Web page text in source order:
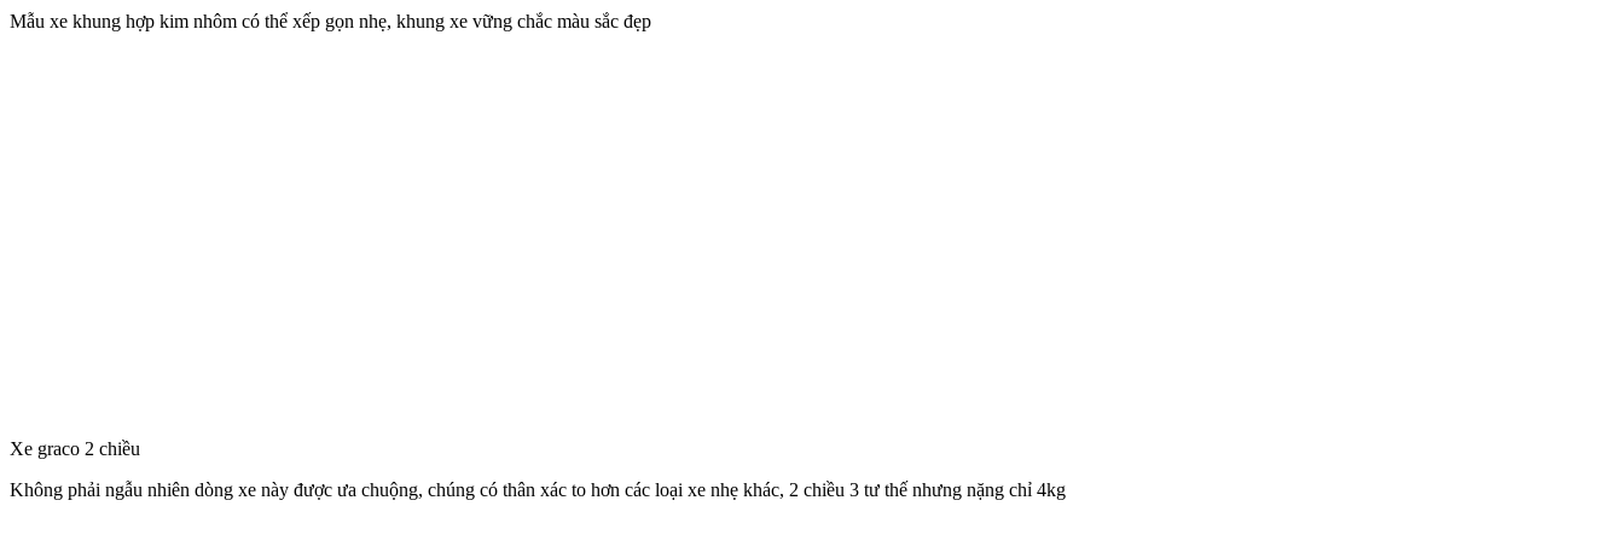
Mẫu xe khung hợp kim nhôm có thể xếp gọn nhẹ, khung xe vững chắc màu sắc đẹp
Xe graco 2 chiều
Không phải ngẫu nhiên dòng xe này được ưa chuộng, chúng có thân xác to hơn các loại xe nhẹ khác, 2 chiều 3 tư thế nhưng nặng chỉ 4kg